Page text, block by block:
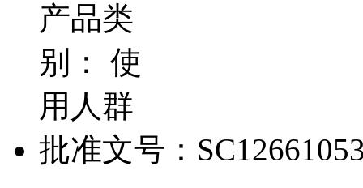
产品类
别： 使
用人群
批准文号：